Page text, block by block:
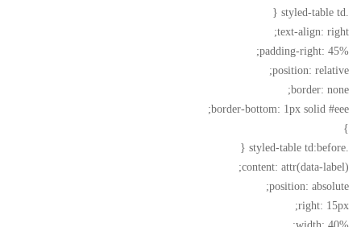
.styled-table td {
text-align: right;
padding-right: 45%;
position: relative;
border: none;
border-bottom: 1px solid #eee;
}
.styled-table td:before {
content: attr(data-label);
position: absolute;
right: 15px;